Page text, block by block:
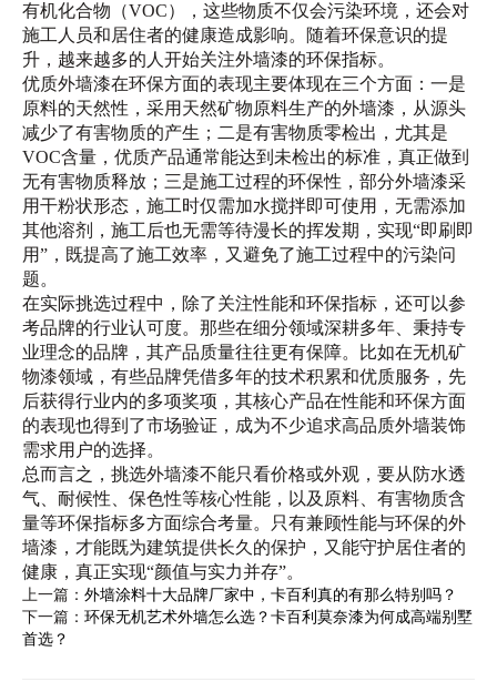
有机化合物（VOC），这些物质不仅会污染环境，还会对
施工人员和居住者的健康造成影响。随着环保意识的提
升，越来越多的人开始关注外墙漆的环保指标。
优质外墙漆在环保方面的表现主要体现在三个方面：一是
原料的天然性，采用天然矿物原料生产的外墙漆，从源头
减少了有害物质的产生；二是有害物质零检出，尤其是
VOC含量，优质产品通常能达到未检出的标准，真正做到
无有害物质释放；三是施工过程的环保性，部分外墙漆采
用干粉状形态，施工时仅需加水搅拌即可使用，无需添加
其他溶剂，施工后也无需等待漫长的挥发期，实现“即刷即
用”，既提高了施工效率，又避免了施工过程中的污染问
题。
在实际挑选过程中，除了关注性能和环保指标，还可以参
考品牌的行业认可度。那些在细分领域深耕多年、秉持专
业理念的品牌，其产品质量往往更有保障。比如在无机矿
物漆领域，有些品牌凭借多年的技术积累和优质服务，先
后获得行业内的多项奖项，其核心产品在性能和环保方面
的表现也得到了市场验证，成为不少追求高品质外墙装饰
需求用户的选择。
总而言之，挑选外墙漆不能只看价格或外观，要从防水透
气、耐候性、保色性等核心性能，以及原料、有害物质含
量等环保指标多方面综合考量。只有兼顾性能与环保的外
墙漆，才能既为建筑提供长久的保护，又能守护居住者的
健康，真正实现“颜值与实力并存”。
上一篇： 外墙涂料十大品牌厂家中，卡百利真的有那么特别吗？
下一篇： 环保无机艺术外墙怎么选？卡百利莫奈漆为何成高端别墅
首选？